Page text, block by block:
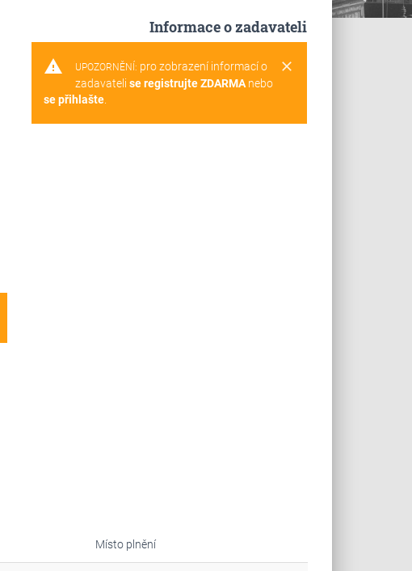
Informace o zadavateli
warning clear
UPOZORNĚNÍ: pro zobrazení informací o
zadavateli se registrujte ZDARMAnebo
se přihlašte.
Místo plnění